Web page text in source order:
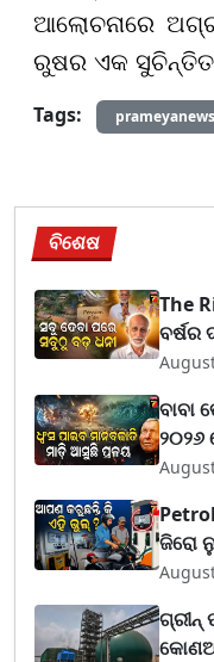
ଆଲୋଚନାରେ
ରୁଷର ଏକ
Tags:
ବିଶେଷ
The
ବର୍ଷର
ବାବା
୨୦୨୬
ଜିରୋ
ଗ୍ରୀନ୍